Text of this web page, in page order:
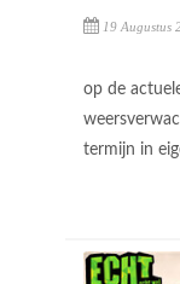
19 Augustus
op de
termijn in